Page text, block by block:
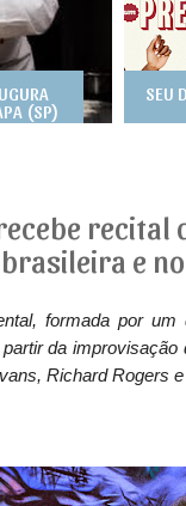
(SP)
SEU
brasileira e
formada por
da
Richard Rogers